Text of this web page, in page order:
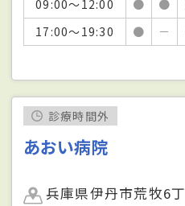
09:00～12:00
● ●
17:00～19:30
● －
診療時間外
あおい病院
兵庫県伊丹市荒牧6